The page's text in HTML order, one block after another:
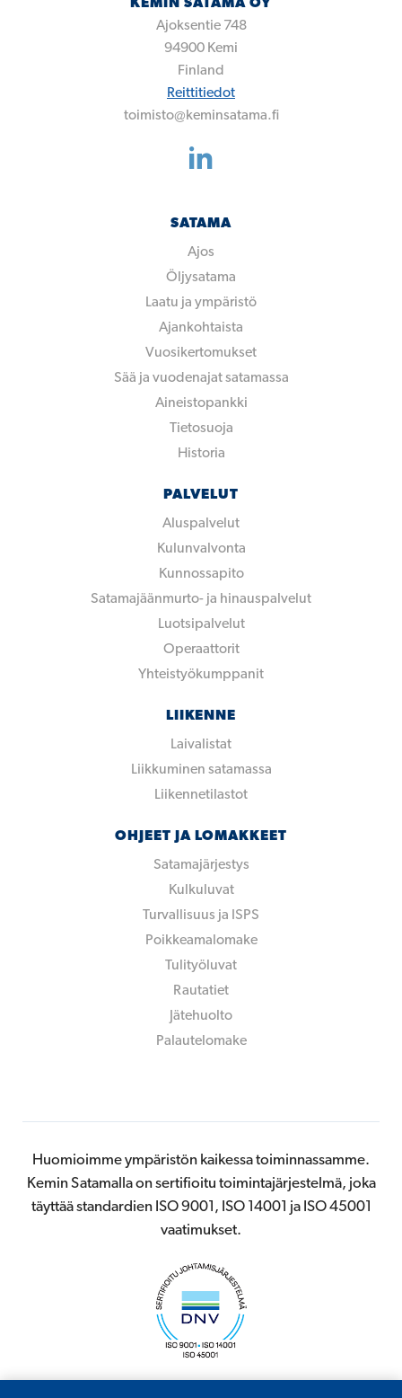
KEMIN SATAMA OY
Ajoksentie 748
94900 Kemi
Finland
Reittitiedot
toimisto@keminsatama.fi
SATAMA
Ajos
Öljysatama
Laatu ja ympäristö
Ajankohtaista
Vuosikertomukset
Sää ja vuodenajat satamassa
Aineistopankki
Tietosuoja
Historia
PALVELUT
Aluspalvelut
Kulunvalvonta
Kunnossapito
Satamajäänmurto- ja hinauspalvelut
Luotsipalvelut
Operaattorit
Yhteistyökumppanit
LIIKENNE
Laivalistat
Liikkuminen satamassa
Liikennetilastot
OHJEET JA LOMAKKEET
Satamajärjestys
Kulkuluvat
Turvallisuus ja ISPS
Poikkeamalomake
Tulityöluvat
Rautatiet
Jätehuolto
Palautelomake
Huomioimme ympäristön kaikessa toiminnassamme.
Kemin Satamalla on sertifioitu toimintajärjestelmä, joka
täyttää standardien ISO 9001, ISO 14001 ja ISO 45001
vaatimukset.